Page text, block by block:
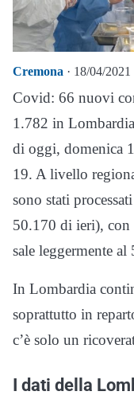
Cremona · 18/04/
Covid: 66 nuovi
1.782 in
di oggi, domenica
19. A livello
sono stati
50.170 di ieri),
sale leggermente
In Lombardia
soprattutto in
c’è solo un
I dati della